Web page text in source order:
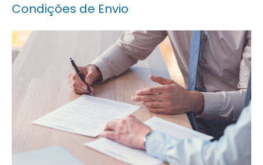
Condições de Envio